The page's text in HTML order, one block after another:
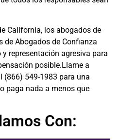
California, los abogados de
de Abogados de Confianza
representación agresiva para
posible.Llame a
(866) 549-1983 para una
paga nada a menos que
Con: